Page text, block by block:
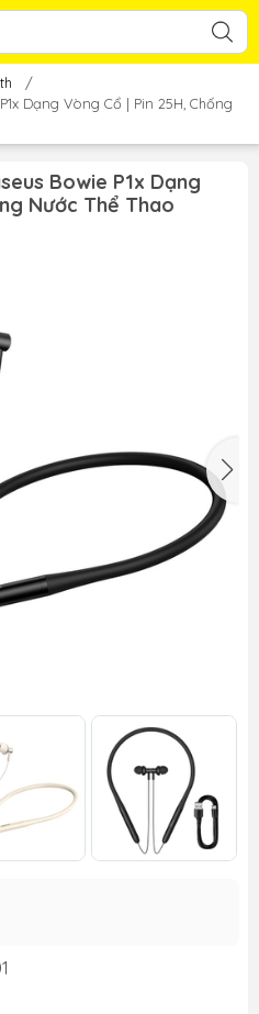
/
Dạng Vòng Cổ | Pin 25H, Chống
Bowie P1x Dạng
Nước Thể Thao